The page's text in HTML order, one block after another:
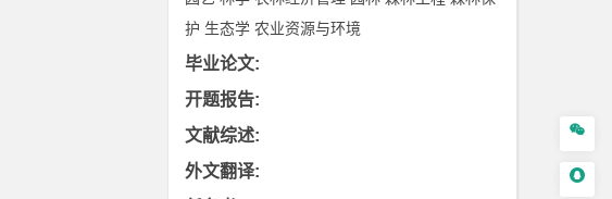
护 生态学 农业资源与环境
毕业论文:
开题报告:
文献综述:
外文翻译:

